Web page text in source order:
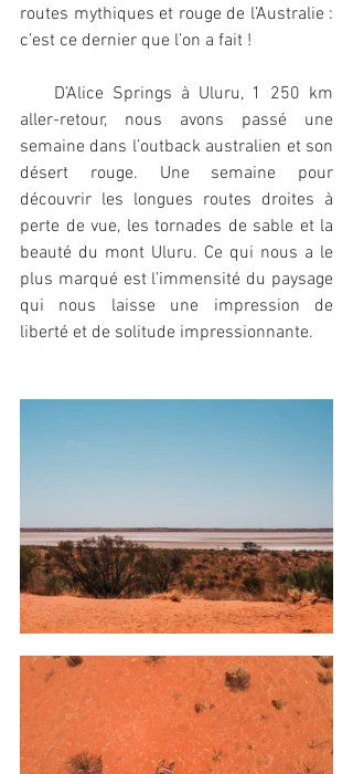
routes mythiques et rouge de l’Australie :
c’est ce dernier que l’on a fait !
aller-retour, nous avons passé une
semaine dans l’outback australien et son
désert rouge. Une semaine pour
découvrir les longues routes droites à
perte de vue, les tornades de sable et la
beauté du mont Uluru. Ce qui nous a le
plus marqué est l’immensité du paysage
qui nous laisse une impression de
liberté et de solitude impressionnante.